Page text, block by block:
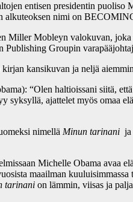
entisen presidentin puoliso
alkuteoksen nimi on
Miller Mobleyn valokuvan, joka
Groupin
kansikuvan ja neljä
“Olen haltioissani siitä,
ajattelet myös omaa
nimellä Minun tarinani ja
Michelle Obama avaa
maailman
tarinani on lämmin, viisas ja